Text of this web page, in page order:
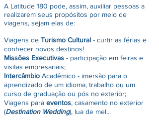
A Latitude 180 pode, assim, auxiliar pessoas a
realizarem seus propósitos por meio de
viagens, sejam elas de:
Viagens de Turismo Cultural - curtir as férias e
conhecer novos destinos!
Missões Executivas - participação em feiras e
visitas empresariais;
Intercâmbio Acadêmico - imersão para o
aprendizado de um idioma, trabalho ou um
curso de graduação ou pós no exterior;
Viagens para eventos, casamento no exterior
(Destination Wedding), lua de mel...